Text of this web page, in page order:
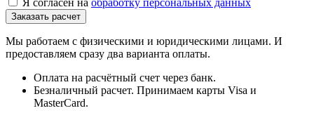
Я согласен на обработку персональных данных
Мы работаем с физическими и юридическими лицами. И
предоставляем сразу два варианта оплаты.
Оплата на расчётный счет через банк.
Безналичный расчет. Принимаем карты Visa и
MasterCard.